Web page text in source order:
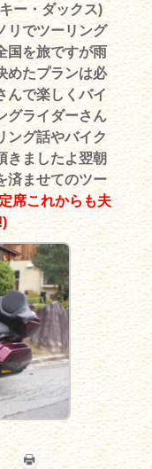
ー・ダックス)
リでツーリング
国を旅ですが雨
めたプランは必
んで楽しくバイ
グライダーさん
ング話やバイク
きましたよ翌朝
済ませてのツー
席これからも夫